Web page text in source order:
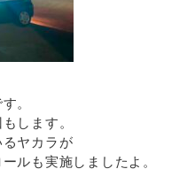
。
します。
ヤカラが
ルも実施しましたよ。